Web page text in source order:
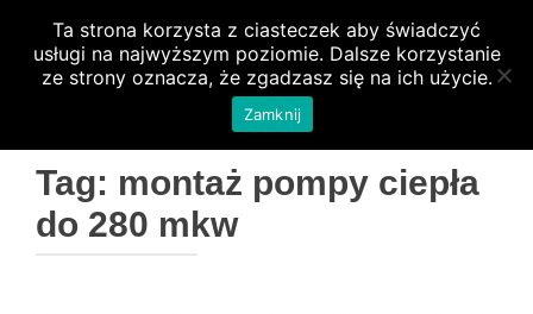
Tag: montaż pompy ciepła
do 280 mkw
Ta strona korzysta z ciasteczek aby świadczyć
usługi na najwyższym poziomie. Dalsze korzystanie
ze strony oznacza, że zgadzasz się na ich użycie.
Zamknij